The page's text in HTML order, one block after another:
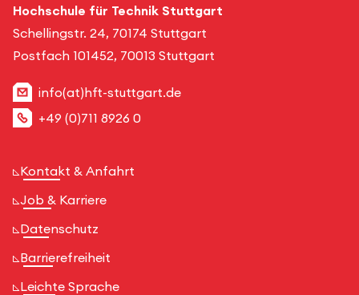
Hochschule für Technik Stuttgart
Schellingstr. 24, 70174 Stuttgart
Postfach 101452, 70013 Stuttgart
info(at)hft-stuttgart.de
+49 (0)711 8926 0
Kontakt & Anfahrt
Job & Karriere
Datenschutz
Barrierefreiheit
Leichte Sprache